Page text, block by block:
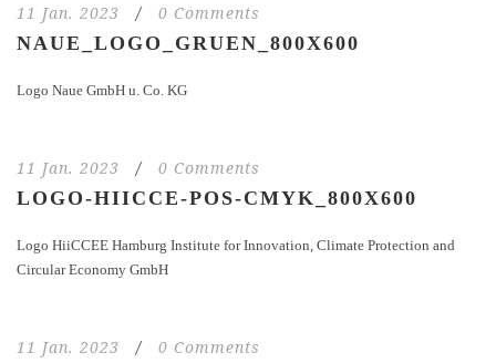
11 Jan. 2023 / 0 Comments
NAUE_LOGO_GRUEN_800X600
Logo Naue GmbH u. Co. KG
11 Jan. 2023 / 0 Comments
LOGO-HIICCE-POS-CMYK_800X600
Logo HiiCCEE Hamburg Institute for Innovation, Climate Protection and
Circular Economy GmbH
11 Jan. 2023 / 0 Comments